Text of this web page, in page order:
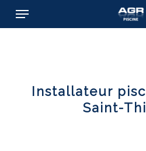
Menu
Installateur
Saint-